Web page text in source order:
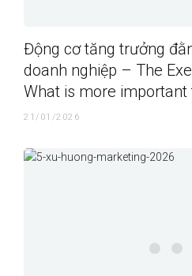
Động cơ tăng trưởng
doanh nghiệp – The
What is more important
21/01/2026